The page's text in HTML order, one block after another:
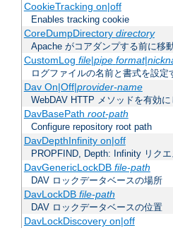
CookieTracking on|off
Enables tracking cookie
CoreDumpDirectory directory
Apache がコアダンプする前に移
CustomLog file|pipe format|
ログファイルの名前と書式を設定
Dav On|Off|provider-name
WebDAV HTTP メソッドを有効に
DavBasePath root-path
Configure repository root path
DavDepthInfinity on|off
PROPFIND, Depth: Infinity リク
DavGenericLockDB file-path
DAV ロックデータベースの場所
DavLockDB file-path
DAV ロックデータベースの位置
DavLockDiscovery on|off